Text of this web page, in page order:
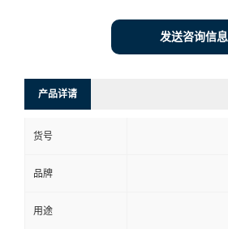
发送咨询信息
产品详请
货号
品牌
用途